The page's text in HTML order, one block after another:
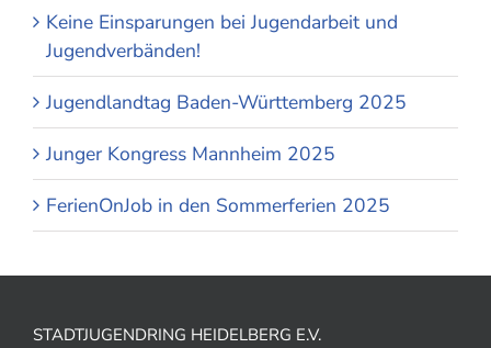
Keine Einsparungen bei Jugendarbeit und
Jugendverbänden!
Jugendlandtag Baden-Württemberg 2025
Junger Kongress Mannheim 2025
FerienOnJob in den Sommerferien 2025
STADTJUGENDRING HEIDELBERG E.V.